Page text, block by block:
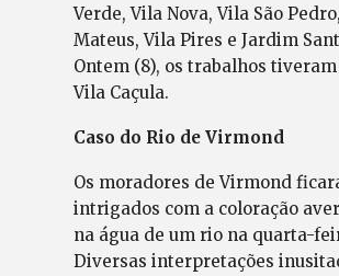
Verde, Vila Nova, Vila São
Mateus, Vila Pires e Jardim
Ontem (8), os trabalhos
Vila Caçula.
Caso do Rio de Virmond
Os moradores de Virmond
intrigados com a coloração
na água de um rio na quarta-
Diversas interpretações